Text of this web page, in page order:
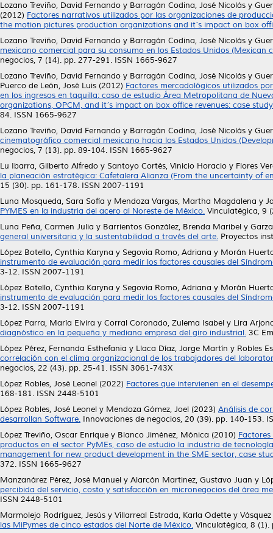
Lozano Treviño, David Fernando y Barragán Codina, José Nicolás y
(2012) Factores narrativos utilizados por las organizaciones de
the motion pictures production organizations and it´s impact on box
Lozano Treviño, David Fernando y Barragán Codina, José Nicolás y
mexicano comercial para su consumo en los Estados Unidos
negocios, 7 (14). pp. 277-291. ISSN 1665-9627
Lozano Treviño, David Fernando y Barragán Codina, José Nicolás y
Puerco de León, José Luis (2012) Factores mercadológicos utilizados
en los ingresos en taquilla: caso de estudio Área Metropolitana de
organizations, OPCM, and it´s impact on box office revenues: case
84. ISSN 1665-9627
Lozano Treviño, David Fernando y Barragán Codina, José Nicolás y
cinematográfico comercial mexicano hacia los Estados Unidos
negocios, 7 (13). pp. 89-104. ISSN 1665-9627
Lu Ibarra, Gilberto Alfredo y Santoyo Cortés, Vinicio Horacio y Flores
la planeación estratégica: Cafetalera Alianza (From the uncertainty of
15 (30). pp. 161-178. ISSN 2007-1191
Luna Mosqueda, Sara Sofía y Mendoza Vargas, Martha Magdalena y
PYMES en la industria del acero al Noreste de México. Vinculatégica, 9
Luna Peña, Carmen Julia y Barrientos González, Brenda Maribel y
general universitaria y la sustentabilidad a través del arte. Proyectos
López Botello, Cynthia Karyna y Segovia Romo, Adriana y Morán
instrumento de evaluación para medir los factores causales del
3-12. ISSN 2007-1191
López Botello, Cynthia Karyna y Segovia Romo, Adriana y Morán
instrumento de evaluación para medir los factores causales del
3-12. ISSN 2007-1191
López Parra, María Elvira y Corral Coronado, Zulema Isabel y Lira
diagnóstico en la pequeña y mediana empresa del giro industrial. 3C
López Pérez, Fernanda Esthefania y Llaca Díaz, Jorge Martín y Robles
correlación con el clima organizacional de los trabajadores del
negocios, 22 (43). pp. 25-41. ISSN 3061-743X
López Robles, José Leonel (2022) Factores que intervienen en el
168-181. ISSN 2448-5101
López Robles, José Leonel y Mendoza Gómez, Joel (2023) Análisis de
desarrollan Software. Innovaciones de negocios, 20 (39). pp. 140-153.
López Treviño, Oscar Enrique y Blanco Jiménez, Mónica (2010)
productos en el sector PyMEs, caso de estudio la industria de
management for new product development in the SME sector, case
372. ISSN 1665-9627
Manzanárez Pérez, José Manuel y Alarcón Martinez, Gustavo Juan y
percibida del servicio, costo y satisfacción en micronegocios del área
ISSN 2448-5101
Marmolejo Rodríguez, Jesús y Villarreal Estrada, Karla Odette y
las MiPymes de cinco estados del Norte de México. Vinculatégica, 8